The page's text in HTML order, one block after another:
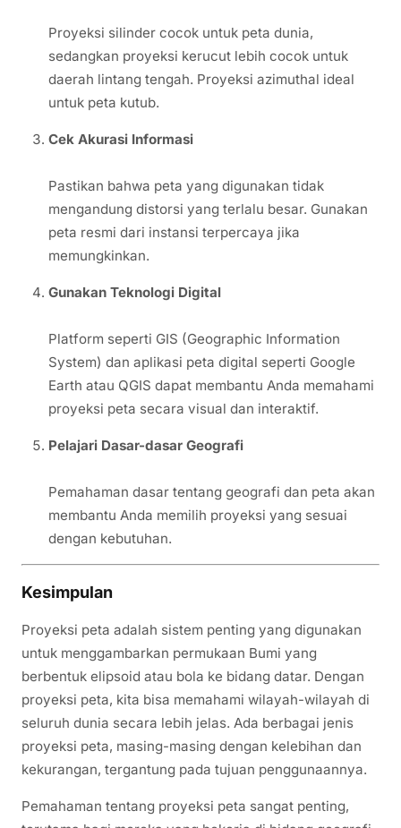
Proyeksi silinder cocok untuk peta dunia,
sedangkan proyeksi kerucut lebih cocok untuk
daerah lintang tengah. Proyeksi azimuthal ideal
untuk peta kutub.
Cek Akurasi Informasi
Pastikan bahwa peta yang digunakan tidak
mengandung distorsi yang terlalu besar. Gunakan
peta resmi dari instansi terpercaya jika
memungkinkan.
Gunakan Teknologi Digital
Platform seperti GIS (Geographic Information
System) dan aplikasi peta digital seperti Google
Earth atau QGIS dapat membantu Anda memahami
proyeksi peta secara visual dan interaktif.
Pelajari Dasar-dasar Geografi
Pemahaman dasar tentang geografi dan peta akan
membantu Anda memilih proyeksi yang sesuai
dengan kebutuhan.
Kesimpulan
Proyeksi peta adalah sistem penting yang digunakan
untuk menggambarkan permukaan Bumi yang
berbentuk elipsoid atau bola ke bidang datar. Dengan
proyeksi peta, kita bisa memahami wilayah-wilayah di
seluruh dunia secara lebih jelas. Ada berbagai jenis
proyeksi peta, masing-masing dengan kelebihan dan
kekurangan, tergantung pada tujuan penggunaannya.
Pemahaman tentang proyeksi peta sangat penting,